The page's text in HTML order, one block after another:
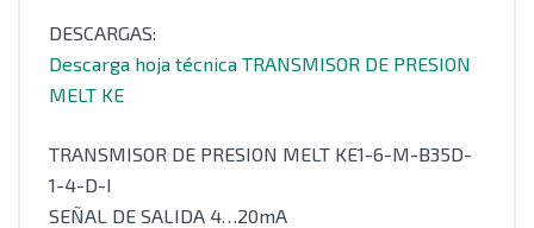
DESCARGAS:
Descarga hoja técnica TRANSMISOR DE PRESION
MELT KE
TRANSMISOR DE PRESION MELT KE1-6-M-B35D-
1-4-D-I
SEÑAL DE SALIDA 4…20mA